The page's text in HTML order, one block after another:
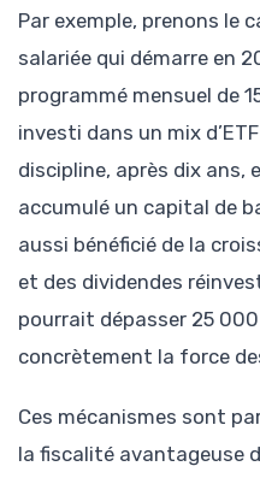
Par exemple, prenons le
salariée qui démarre en
programmé mensuel de
investi dans un mix
discipline, après dix ans,
accumulé un capital de
aussi bénéficié de la
et des dividendes
pourrait dépasser 25
concrètement la force
Ces mécanismes sont
la fiscalité avantageuse